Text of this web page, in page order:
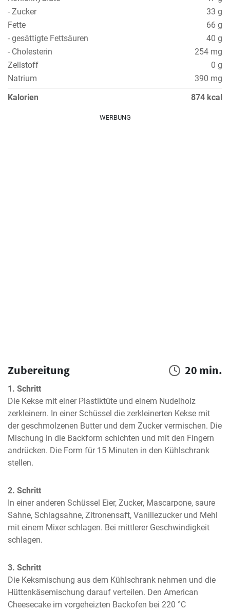
- Zucker
33 g
Fette
66 g
- gesättigte Fettsäuren
40 g
- Cholesterin
254 mg
Zellstoff
0 g
Natrium
390 mg
Kalorien
874 kcal
WERBUNG
Zubereitung 20 min.
1. Schritt
Die Kekse mit einer Plastiktüte und einem Nudelholz
zerkleinern. In einer Schüssel die zerkleinerten Kekse mit
der geschmolzenen Butter und dem Zucker vermischen. Die
Mischung in die Backform schichten und mit den Fingern
andrücken. Die Form für 15 Minuten in den Kühlschrank
stellen.
2. Schritt
In einer anderen Schüssel Eier, Zucker, Mascarpone, saure
Sahne, Schlagsahne, Zitronensaft, Vanillezucker und Mehl
mit einem Mixer schlagen. Bei mittlerer Geschwindigkeit
schlagen.
3. Schritt
Die Keksmischung aus dem Kühlschrank nehmen und die
Hüttenkäsemischung darauf verteilen. Den American
Cheesecake im vorgeheizten Backofen bei 220 °C